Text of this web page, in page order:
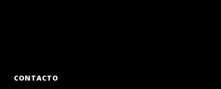
CONTACTO